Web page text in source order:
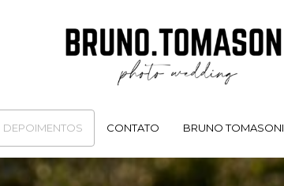
DEPOIMENTOS CONTATO BRUNO TOMASONI